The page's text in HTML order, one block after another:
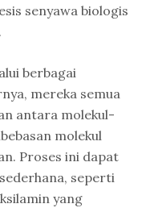
senyawa biologis
berbagai
mereka semua
antara molekul-
molekul
Proses ini dapat
seperti
yang